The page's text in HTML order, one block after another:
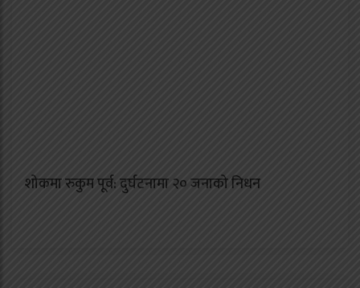
शोकमा रुकुम पूर्व: दुर्घटनामा २० जनाको निधन